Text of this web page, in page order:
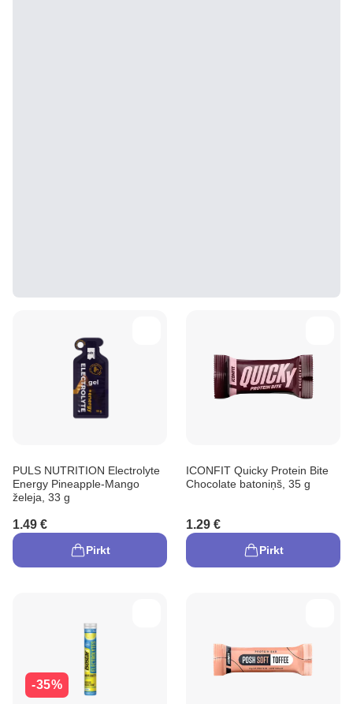
PULS NUTRITION Electrolyte
Energy Pineapple-Mango
želeja, 33 g
1.49 €
Pirkt
ICONFIT Quicky Protein Bite
Chocolate batoniņš, 35 g
1.29 €
Pirkt
-35%